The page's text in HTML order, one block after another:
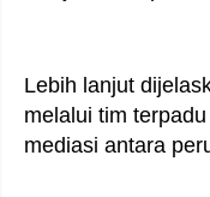
Lebih lanjut
melalui tim
mediasi antara